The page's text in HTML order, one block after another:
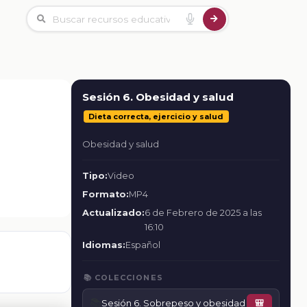
Sesión 6. Obesidad y salud
Dieta correcta, ejercicio y salud
Obesidad y salud
Tipo:Video
Formato:MP4
Actualizado:6 de Febrero de 2025 a las
16:10
Idiomas:Español
📚 COLECCIONES
Sesión 6. Sobrepeso y obesidad 🎒